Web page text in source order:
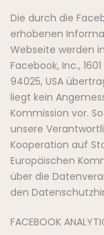
Die durch die
erhobenen
Webseite werden
Facebook, Inc.,
94025, USA
liegt kein
Kommission vor.
unsere
Kooperation auf
Europäischen
über die
den
FACEBOOK